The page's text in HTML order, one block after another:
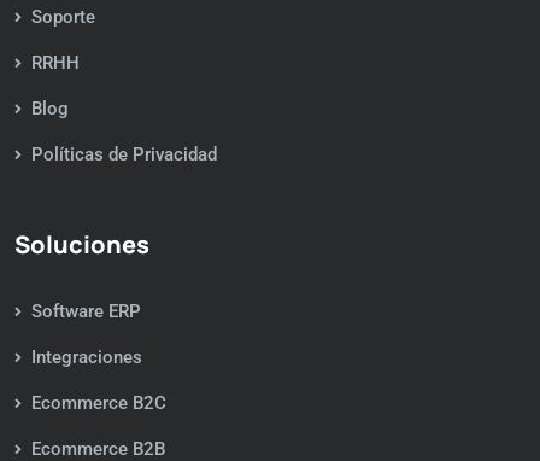
Soporte
RRHH
Blog
Políticas de Privacidad
Soluciones
Software ERP
Integraciones
Ecommerce B2C
Ecommerce B2B